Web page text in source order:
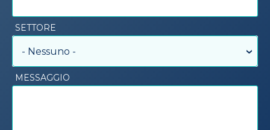
SETTORE
- Nessuno -
MESSAGGIO